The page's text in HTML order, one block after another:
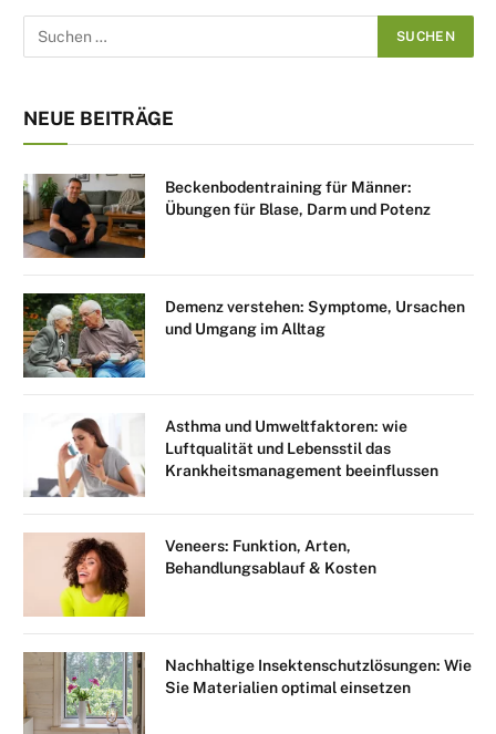
NEUE BEITRÄGE
Beckenbodentraining für Männer:
Übungen für Blase, Darm und Potenz
Demenz verstehen: Symptome, Ursachen
und Umgang im Alltag
Asthma und Umweltfaktoren: wie
Luftqualität und Lebensstil das
Krankheitsmanagement beeinflussen
Veneers: Funktion, Arten,
Behandlungsablauf & Kosten
Nachhaltige Insektenschutzlösungen: Wie
Sie Materialien optimal einsetzen